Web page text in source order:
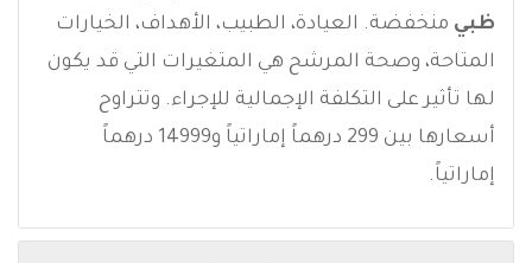
ظبي منخفضة. العيادة، الطبيب، الأهداف، الخيارات
المتاحة، وصحة المرشح هي المتغيرات التي قد يكون
لها تأثير على التكلفة الإجمالية للإجراء. وتتراوح
أسعارها بين 299 درهماً إماراتياً و14999 درهماً
إماراتياً.